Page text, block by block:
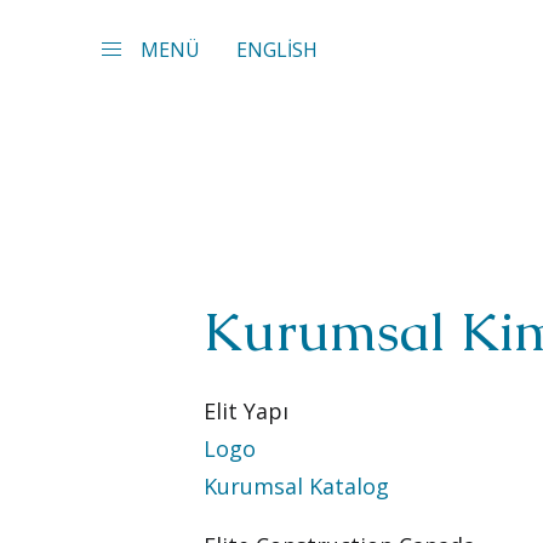
MENÜ ENGLİSH
Kurumsal
Kurumsal
Elit Yapı
Logo
Kurumsal Katalog